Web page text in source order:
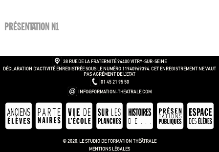
PRÉSENTATION N1
38 RUE DE LA FRATERNITÉ94400 VITRY-SUR-SEINE
DÉCLARATION D’ACTIVITÉ ENREGISTRÉE SOUS LE NUMÉRO 11940969394. CET ENREGISTREMENT NE VAUT
PAS AGRÉMENT DE L’ETAT
01 45 21 95 50
INFO@FORMATION-THEATRALE.COM
© 2020, LE STUDIO DE FORMATION THÉÂTRALE
MENTIONS LÉGALES